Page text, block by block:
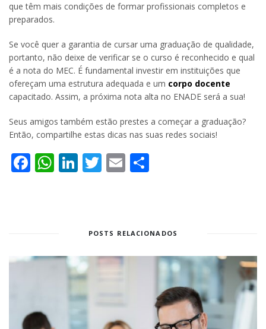
que têm mais condições de formar profissionais completos e
preparados.
Se você quer a garantia de cursar uma graduação de qualidade,
portanto, não deixe de verificar se o curso é reconhecido e qual
é a nota do MEC. É fundamental investir em instituições que
ofereçam uma estrutura adequada e um corpo docente
capacitado. Assim, a próxima nota alta no ENADE será a sua!
Seus amigos também estão prestes a começar a graduação?
Então, compartilhe estas dicas nas suas redes sociais!
Facebook
WhatsApp
LinkedIn
Twitter
Email
POSTS RELACIONADOS